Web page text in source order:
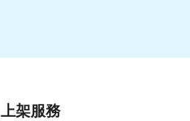
上架服務